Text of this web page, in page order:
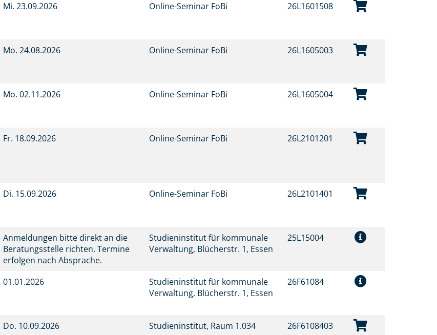
Mi. 23.09.2026 Online-Seminar FoBi 26L1601508
Mo. 24.08.2026 Online-Seminar FoBi 26L1605003
Mo. 02.11.2026 Online-Seminar FoBi 26L1605004
Fr. 18.09.2026 Online-Seminar FoBi 26L2101201
Di. 15.09.2026 Online-Seminar FoBi 26L2101401
Anmeldungen bitte direkt an die
Beratungsstelle richten. Termine
erfolgen nach Absprache.
Studieninstitut für kommunale
Verwaltung, Blücherstr. 1, Essen
25L15004
01.01.2026
Studieninstitut für kommunale
Verwaltung, Blücherstr. 1, Essen
26F61084
Do. 10.09.2026 Studieninstitut, Raum 1.034 26F6108403